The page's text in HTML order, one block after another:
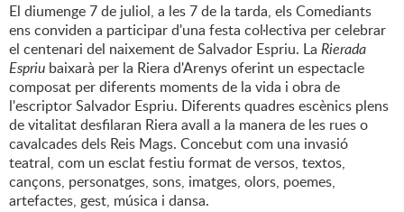
El diumenge 7 de juliol, a les 7 de la tarda, els Comediants
ens conviden a participar d'una festa col·lectiva per celebrar
el centenari del naixement de Salvador Espriu. La Rierada
Espriu baixarà per la Riera d'Arenys oferint un espectacle
composat per diferents moments de la vida i obra de
l'escriptor Salvador Espriu. Diferents quadres escènics plens
de vitalitat desfilaran Riera avall a la manera de les rues o
cavalcades dels Reis Mags. Concebut com una invasió
teatral, com un esclat festiu format de versos, textos,
cançons, personatges, sons, imatges, olors, poemes,
artefactes, gest, música i dansa.